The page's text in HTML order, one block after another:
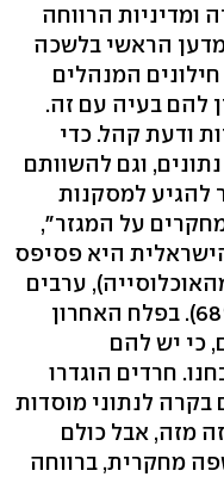
ומדיניות הרווחה
הראשי בלשכה
המנהלים
להם בעיה עם זה.
ודעת קהל. כדי
וגם להשוותם
להגיע למסקנות
על המגזר",
היא פסיפס
מ־3 קבוצות: חרדים (12% מהאוכלוסייה), ערבים
(20%), ויהודים שאינם חרדים (68%). בפלח האחרון
כי יש להם
חרדים הוגדרו
לנתוני מוסדות
מזה, אבל כולם
מחקרית, ברווחה